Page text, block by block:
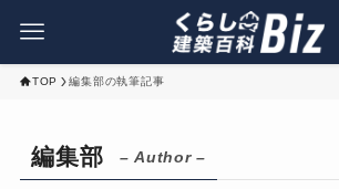
TOP 編集部の執筆記事
編集部 – Author –